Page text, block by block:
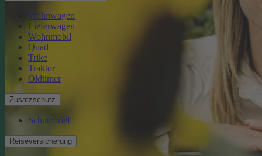
Wohnwagen
Lieferwagen
Wohnmobil
Quad
Trike
Traktor
Oldtimer
Zusatzschutz
Schutzbrief
Reiseversicherung